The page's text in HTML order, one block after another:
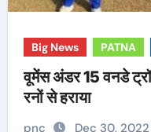
Big News PATNA
वूमेंस अंडर 15 वनडे
रनों से हराया
pnc Dec 30, 2022